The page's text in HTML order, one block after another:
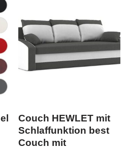
Couch HEWLET mit
Schlaffunktion best
Couch mit